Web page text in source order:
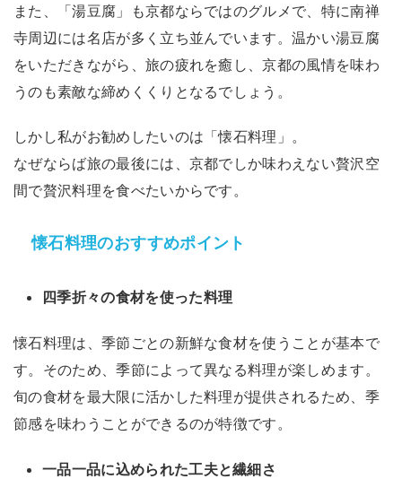
また、「湯豆腐」も京都ならではのグルメで、特に南禅
寺周辺には名店が多く立ち並んでいます。温かい湯豆腐
をいただきながら、旅の疲れを癒し、京都の風情を味わ
うのも素敵な締めくくりとなるでしょう。
しかし私がお勧めしたいのは「懐石料理」。
なぜならば旅の最後には、京都でしか味わえない贅沢空
間で贅沢料理を食べたいからです。
懐石料理のおすすめポイント
四季折々の食材を使った料理
懐石料理は、季節ごとの新鮮な食材を使うことが基本で
す。そのため、季節によって異なる料理が楽しめます。
旬の食材を最大限に活かした料理が提供されるため、季
節感を味わうことができるのが特徴です。
一品一品に込められた工夫と繊細さ